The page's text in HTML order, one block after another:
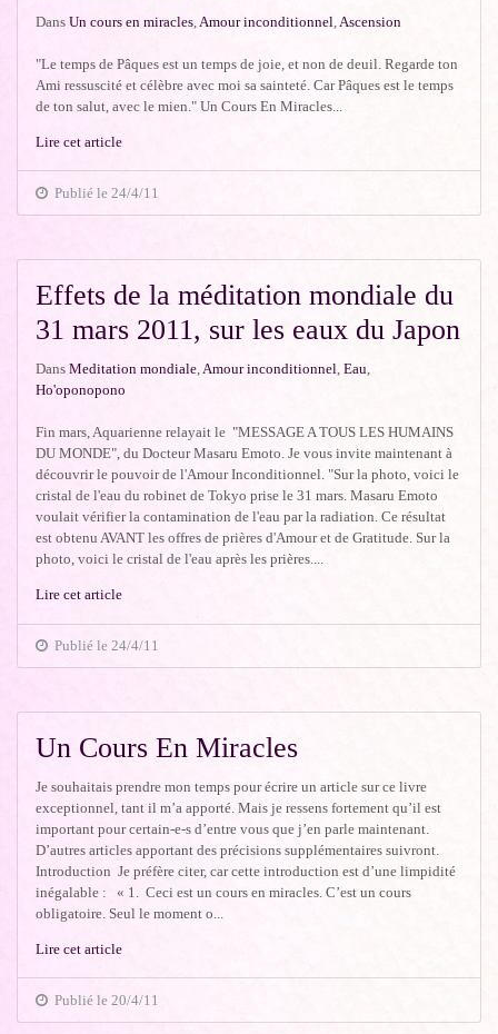
DansUn cours en miracles Amour inconditionnel Ascension
"Le temps de Pâques est un temps de joie, et non de deuil. Regarde ton
Ami ressuscité et célèbre avec moi sa sainteté. Car Pâques est le temps
de ton salut, avec le mien." Un Cours En Miracles...
Lire cet article
Publié le 24/4/11
Effets de la méditation mondiale du
31 mars 2011, sur les eaux du Japon
DansMeditation mondiale Amour inconditionnel ,Eau
Ho'oponopono
Fin mars, Aquarienne relayait le "MESSAGE A TOUS LES HUMAINS
DU MONDE", du Docteur Masaru Emoto. Je vous invite maintenant à
découvrir le pouvoir de l'Amour Inconditionnel. "Sur la photo, voici le
cristal de l'eau du robinet de Tokyo prise le 31 mars. Masaru Emoto
voulait vérifier la contamination de l'eau par la radiation. Ce résultat
est obtenu AVANT les offres de prières d'Amour et de Gratitude. Sur la
photo, voici le cristal de l'eau après les prières....
Lire cet article
Publié le 24/4/11
Un Cours En Miracles
Je souhaitais prendre mon temps pour écrire un article sur ce livre
exceptionnel, tant il m’a apporté. Mais je ressens fortement qu’il est
important pour certain-e-s d’entre vous que j’en parle maintenant.
D’autres articles apportant des précisions supplémentaires suivront.
Introduction Je préfère citer, car cette introduction est d’une limpidité
inégalable : « 1. Ceci est un cours en miracles. C’est un cours
obligatoire. Seul le moment o...
Lire cet article
Publié le 20/4/11